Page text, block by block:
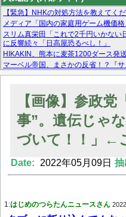
【緊急】NHKの対処方法を教えてく
メディア「国内の家庭用ゲーム機価
スリム真栄田「これで2千円いかな
に反響続々「日高屋恐るべし！」
HIKAKIN、熊本に麦茶1200ダース発
マーベル帝国、まさかの反省！？『
ニーCEOの「量より質」宣言の裏で
【モー娘。石田亜佑美】ファースト
【画像あり】FacebookとかTwitterで
Powered by livedoor 相互RSS
【画像】参政
事”。遺伝じゃ
づいて！！」←
Date: 2022年05月09日 抽
1:はじめのつらたんニュースさん